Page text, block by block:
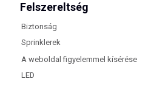
Felszereltség
Biztonság
Sprinklerek
A weboldal figyelemmel kísérése
LED